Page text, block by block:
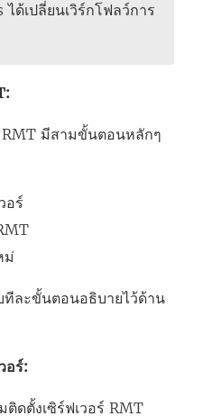
ด้เปลี่ยนเวิร์กโฟลว์การ
RMT มีสามขั้นตอนหลักๆ
อร์
ม่
ทีละขั้นตอนอธิบายไว้ด้าน
อร์:
ติดตั้งเซิร์ฟเวอร์ RMT